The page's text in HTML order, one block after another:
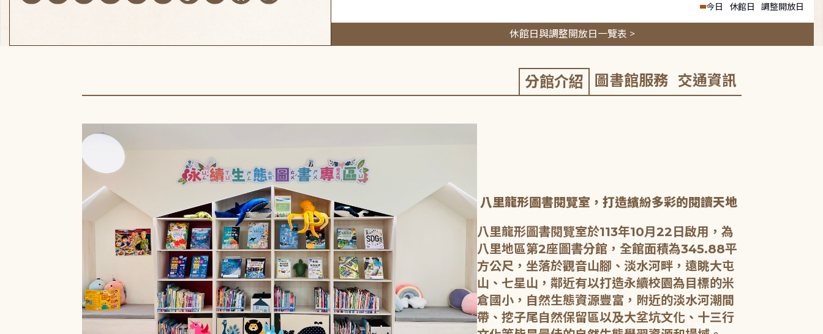
今日 休館日 調整開放日
休館日與調整開放日一覽表 >
分館介紹 圖書館服務 交通資訊
八里龍形圖書閱覽室，打造繽紛多彩的閱讀天地
八里龍形圖書閱覽室於113年10月22日啟用，為
八里地區第2座圖書分館，全館面積為345.88平
方公尺，坐落於觀音山腳、淡水河畔，遠眺大屯
山、七星山，鄰近有以打造永續校園為目標的米
倉國小，自然生態資源豐富，附近的淡水河潮間
帶、挖子尾自然保留區以及大坌坑文化、十三行